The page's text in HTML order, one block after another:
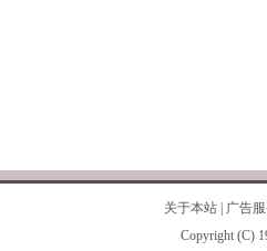
关于本站
广告
Copyright (C)